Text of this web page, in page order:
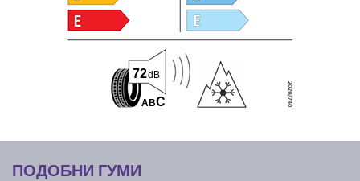
ABC
72dB
ПОДОБНИ ГУМИ